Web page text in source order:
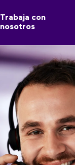
Trabaja con
nosotros